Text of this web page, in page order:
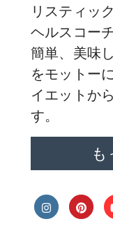
リスティッ
ヘルスコー
簡単、美味
をモットー
イエットか
す。